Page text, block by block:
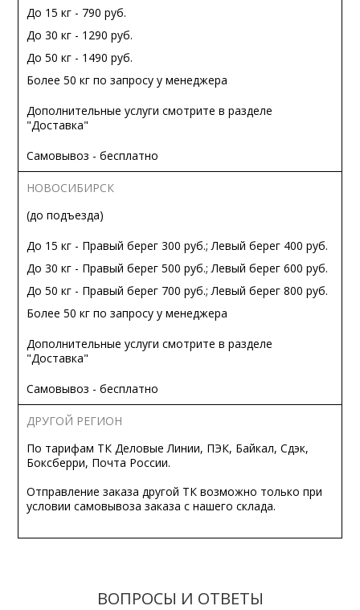
До 15 кг - 790 руб.
До 30 кг - 1290 руб.
До 50 кг - 1490 руб.
Более 50 кг по запросу у менеджера
Дополнительные услуги смотрите в разделе
"Доставка"
Самовывоз - бесплатно
НОВОСИБИРСК
(до подъезда)
До 15 кг - Правый берег 300 руб.; Левый берег 400 руб.
До 30 кг - Правый берег 500 руб.; Левый берег 600 руб.
До 50 кг - Правый берег 700 руб.; Левый берег 800 руб.
Более 50 кг по запросу у менеджера
Дополнительные услуги смотрите в разделе
"Доставка"
Самовывоз - бесплатно
ДРУГОЙ РЕГИОН
По тарифам ТК Деловые Линии, ПЭК, Байкал, Сдэк,
Боксберри, Почта России.
Отправление заказа другой ТК возможно только при
условии самовывоза заказа с нашего склада.
ВОПРОСЫ И ОТВЕТЫ